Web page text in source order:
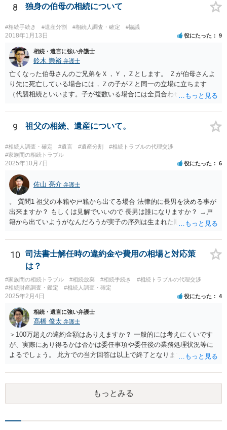
8 独身の伯母の相続について
#相続手続き #遺産分割 #相続人調査・確定 #協議
2018年1月13日 役にたった 9
相続・遺言に強い弁護士
鈴木 崇裕 弁護士
亡くなった伯母さんのご兄弟をＸ，Ｙ，Ｚとします。 Ｚが伯母さんよ
り先に死亡している場合には，Ｚの子がＺと同一の立場に立ちます
（代襲相続といいます。子が複数いる場合には全員合わせてＺと同一
つの相続分を有していますので， そのことを前提として，遺産分割協
議をすることになります（必ずしも３分の１ずつにしなくても，合意
ができれば構いません。）。 今後の対応としては， ①伯母さんの相続
財産（遺産）の全容を整理する（預貯金，有価証券，不動産等の有無
を調べることになります。） ②相続財産に照らし，相続税の申告の準
備をする（税理士の先生にご相談ください。） ③遺産分割協議をする
（ご本人同士で行っても構いませんし，弁護士に相談することもよろ
しいと思います。） ことになります。
9 祖父の相続、遺産について。
#相続人調査・確定 #遺言 #遺産分割
#相続トラブルの代理交渉
#家族間の相続トラブル
2025年10月7日 役にたった 6
佐山 亮介 弁護士
。 質問1 祖父の本籍や戸籍から出てる場合 法律的に長男を決める事が
出来ますか？ もしくは見解でいいので 長男は誰になりますか？ →戸
籍から出ていようがなんだろうが実子の序列は生まれた順ですから、
書が腹違いの長男に向けてある場合 書かれてる内容が最優先にされる
のですか？ →遺書というのが、法律上の遺言の形式を守っている限り
はそのとおりです。 質問3 父が腹違いの長男に法律的に優位になれそ
うな事はありますか？ →遺言が有効な場合、優位に立つことはできま
せんが、お祖父様が認知症であるなどの「遺言が作れないはずの事
情」があるならば①遺言無効確認の訴えを起こすのは一つの手です。
問4 相続トラブルの代理交渉は可能でしょうか。 →一般論としては可
能ですが、お伺いする内容ですとお祖父様が亡くなられた後に動くこ
とになるでしょう。
10
司法書士解任時の違約金や費用の相場と対応策
は？
#家族間の相続トラブル #相続放棄 #相続手続き
#相続トラブルの代理交渉
#相続財産調査・鑑定
#相続人調査・確定
2025年2月4日 役にたった 4
相続・遺言に強い弁護士
髙橋 俊太 弁護士
＞100万超えの違約金額はありえますか？ 一般的には考えにくいです
が、実際にあり得るかは否かは委任事項や委任後の業務処理状況等に
よるでしょう。 此方での当方回答は以上で終了となりますが、参考に
もっとみる